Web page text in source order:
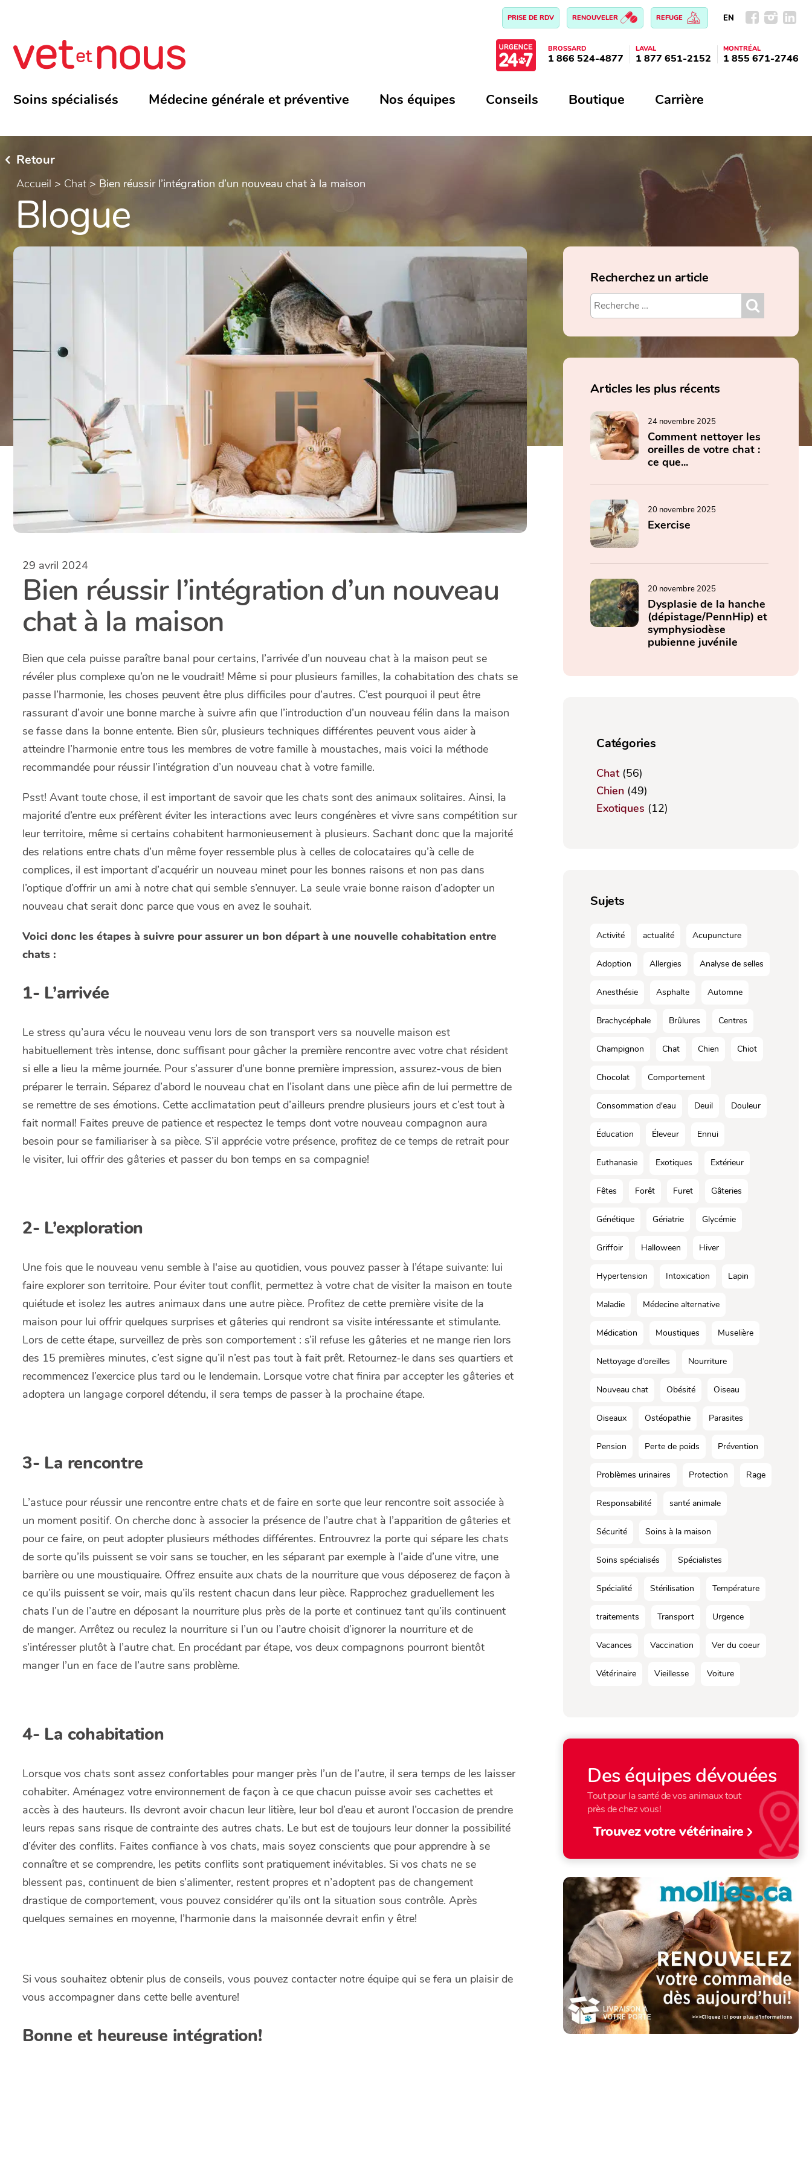
PRISE DE RDV RENOUVELER REFUGE EN
BROSSARD
1 866 524-4877
LAVAL
1 877 651-2152
MONTRÉAL
1 855 671-2746
Soins spécialisés Médecine générale et préventive Nos équipes Conseils Boutique Carrière
Retour
Accueil > Chat > Bien réussir l’intégration d’un nouveau chat à la maison
Blogue
29 avril 2024
Bien réussir l’intégration d’un nouveau
chat à la maison
Bien que cela puisse paraître banal pour certains, l’arrivée d’un nouveau chat à la maison peut se
révéler plus complexe qu’on ne le voudrait! Même si pour plusieurs familles, la cohabitation des chats se
passe l’harmonie, les choses peuvent être plus difficiles pour d’autres. C’est pourquoi il peut être
rassurant d’avoir une bonne marche à suivre afin que l’introduction d’un nouveau félin dans la maison
se fasse dans la bonne entente. Bien sûr, plusieurs techniques différentes peuvent vous aider à
atteindre l’harmonie entre tous les membres de votre famille à moustaches, mais voici la méthode
recommandée pour réussir l’intégration d’un nouveau chat à votre famille.
Psst! Avant toute chose, il est important de savoir que les chats sont des animaux solitaires. Ainsi, la
majorité d’entre eux préfèrent éviter les interactions avec leurs congénères et vivre sans compétition sur
leur territoire, même si certains cohabitent harmonieusement à plusieurs. Sachant donc que la majorité
des relations entre chats d’un même foyer ressemble plus à celles de colocataires qu’à celle de
complices, il est important d’acquérir un nouveau minet pour les bonnes raisons et non pas dans
l’optique d’offrir un ami à notre chat qui semble s’ennuyer. La seule vraie bonne raison d’adopter un
nouveau chat serait donc parce que vous en avez le souhait.
Voici donc les étapes à suivre pour assurer un bon départ à une nouvelle cohabitation entre
chats :
1- L’arrivée
Le stress qu’aura vécu le nouveau venu lors de son transport vers sa nouvelle maison est
habituellement très intense, donc suffisant pour gâcher la première rencontre avec votre chat résident
si elle a lieu la même journée. Pour s’assurer d’une bonne première impression, assurez-vous de bien
préparer le terrain. Séparez d’abord le nouveau chat en l’isolant dans une pièce afin de lui permettre de
se remettre de ses émotions. Cette acclimatation peut d’ailleurs prendre plusieurs jours et c’est tout à
fait normal! Faites preuve de patience et respectez le temps dont votre nouveau compagnon aura
besoin pour se familiariser à sa pièce. S’il apprécie votre présence, profitez de ce temps de retrait pour
le visiter, lui offrir des gâteries et passer du bon temps en sa compagnie!
2- L’exploration
Une fois que le nouveau venu semble à l'aise au quotidien, vous pouvez passer à l’étape suivante: lui
faire explorer son territoire. Pour éviter tout conflit, permettez à votre chat de visiter la maison en toute
quiétude et isolez les autres animaux dans une autre pièce. Profitez de cette première visite de la
maison pour lui offrir quelques surprises et gâteries qui rendront sa visite intéressante et stimulante.
Lors de cette étape, surveillez de près son comportement : s’il refuse les gâteries et ne mange rien lors
des 15 premières minutes, c’est signe qu’il n’est pas tout à fait prêt. Retournez-le dans ses quartiers et
recommencez l’exercice plus tard ou le lendemain. Lorsque votre chat finira par accepter les gâteries et
adoptera un langage corporel détendu, il sera temps de passer à la prochaine étape.
3- La rencontre
L’astuce pour réussir une rencontre entre chats et de faire en sorte que leur rencontre soit associée à
un moment positif. On cherche donc à associer la présence de l’autre chat à l’apparition de gâteries et
pour ce faire, on peut adopter plusieurs méthodes différentes. Entrouvrez la porte qui sépare les chats
de sorte qu’ils puissent se voir sans se toucher, en les séparant par exemple à l’aide d’une vitre, une
barrière ou une moustiquaire. Offrez ensuite aux chats de la nourriture que vous déposerez de façon à
ce qu’ils puissent se voir, mais qu’ils restent chacun dans leur pièce. Rapprochez graduellement les
chats l’un de l’autre en déposant la nourriture plus près de la porte et continuez tant qu’ils continuent
de manger. Arrêtez ou reculez la nourriture si l’un ou l’autre choisit d’ignorer la nourriture et de
s’intéresser plutôt à l’autre chat. En procédant par étape, vos deux compagnons pourront bientôt
manger l’un en face de l’autre sans problème.
4- La cohabitation
Lorsque vos chats sont assez confortables pour manger près l’un de l’autre, il sera temps de les laisser
cohabiter. Aménagez votre environnement de façon à ce que chacun puisse avoir ses cachettes et
accès à des hauteurs. Ils devront avoir chacun leur litière, leur bol d’eau et auront l’occasion de prendre
leurs repas sans risque de contrainte des autres chats. Le but est de toujours leur donner la possibilité
d’éviter des conflits. Faites confiance à vos chats, mais soyez conscients que pour apprendre à se
connaître et se comprendre, les petits conflits sont pratiquement inévitables. Si vos chats ne se
blessent pas, continuent de bien s’alimenter, restent propres et n’adoptent pas de changement
drastique de comportement, vous pouvez considérer qu’ils ont la situation sous contrôle. Après
quelques semaines en moyenne, l’harmonie dans la maisonnée devrait enfin y être!
Si vous souhaitez obtenir plus de conseils, vous pouvez contacter notre équipe qui se fera un plaisir de
vous accompagner dans cette belle aventure!
Bonne et heureuse intégration!
Recherchez un article
Articles les plus récents
24 novembre 2025
Comment nettoyer les
oreilles de votre chat :
ce que...
20 novembre 2025
Exercise
20 novembre 2025
Dysplasie de la hanche
(dépistage/PennHip) et
symphysiodèse
pubienne juvénile
Catégories
Chat(56)
Chien (49)
Exotiques (12)
Sujets
Activité actualité Acupuncture
Adoption Allergies Analyse de selles
Anesthésie Asphalte Automne
Brachycéphale Brûlures Centres
Champignon Chat Chien Chiot
Chocolat Comportement
Consommation d'eau Deuil Douleur
Éducation Éleveur Ennui
Euthanasie Exotiques Extérieur
Fêtes Forêt Furet Gâteries
Génétique Gériatrie Glycémie
Griffoir Halloween Hiver
Hypertension Intoxication Lapin
Maladie Médecine alternative
Médication Moustiques Muselière
Nettoyage d'oreilles Nourriture
Nouveau chat Obésité Oiseau
Oiseaux Ostéopathie Parasites
Pension Perte de poids Prévention
Problèmes urinaires Protection Rage
Responsabilité santé animale
Sécurité Soins à la maison
Soins spécialisés Spécialistes
Spécialité Stérilisation Température
traitements Transport Urgence
Vacances Vaccination Ver du coeur
Vétérinaire Vieillesse Voiture
Des équipes dévouées
Tout pour la santé de vos animaux tout
près de chez vous!
Trouvez votre vétérinaire